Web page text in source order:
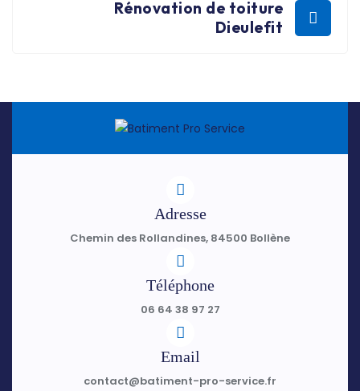
Rénovation de toiture
Dieulefit
Adresse
Chemin des Rollandines, 84500 Bollène
Téléphone
06 64 38 97 27
Email
contact@batiment-pro-service.fr